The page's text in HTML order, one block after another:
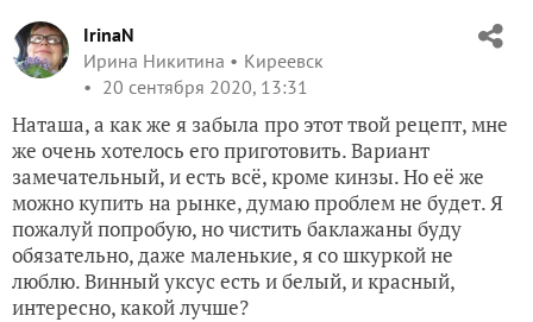
IrinaN
Ирина Никитина
Киреевск
20 сентября 2020, 13:31
Наташа, а как же я забыла про этот твой рецепт, мне
же очень хотелось его приготовить. Вариант
замечательный, и есть всё, кроме кинзы. Но её же
можно купить на рынке, думаю проблем не будет. Я
пожалуй попробую, но чистить баклажаны буду
обязательно, даже маленькие, я со шкуркой не
люблю. Винный уксус есть и белый, и красный,
интересно, какой лучше?